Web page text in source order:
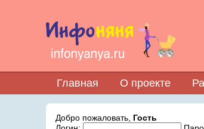
Главная О проекте
Добро пожаловать, Гость